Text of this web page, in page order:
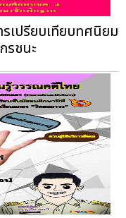
เปรียบเทียบทศนิยม
รชนะ